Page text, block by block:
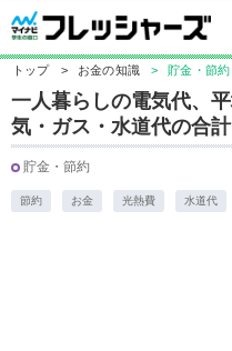
トップ > お金の知識 > 貯金・節約
一人暮らしの電気代、
気・ガス・水道代の合計
貯金・節約
節約 お金 光熱費 水道代